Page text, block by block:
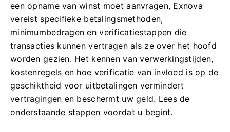
een opname van winst moet aanvragen, Exnova
vereist specifieke betalingsmethoden,
minimumbedragen en verificatiestappen die
transacties kunnen vertragen als ze over het hoofd
worden gezien. Het kennen van verwerkingstijden,
kostenregels en hoe verificatie van invloed is op de
geschiktheid voor uitbetalingen vermindert
vertragingen en beschermt uw geld. Lees de
onderstaande stappen voordat u begint.